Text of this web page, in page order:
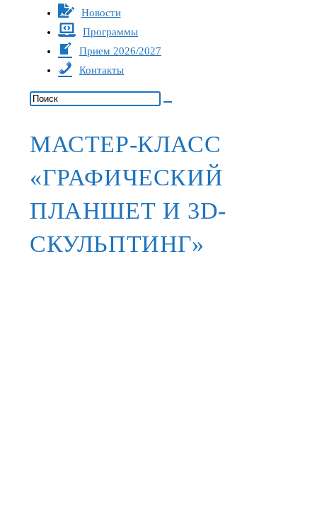
Новости
Программы
Прием 2026/2027
Контакты
МАСТЕР-КЛАСС
«ГРАФИЧЕСКИЙ
ПЛАНШЕТ И 3D-
СКУЛЬПТИНГ»